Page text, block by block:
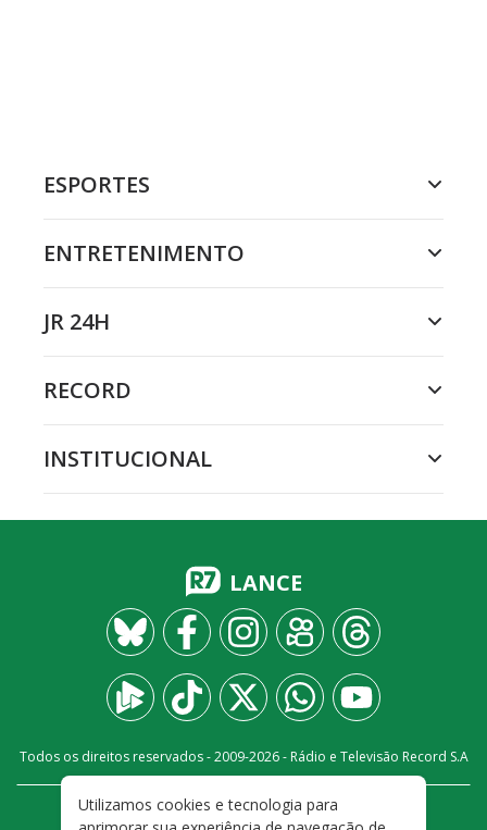
ESPORTES
ENTRETENIMENTO
JR 24H
RECORD
INSTITUCIONAL
LANCE
Todos os direitos reservados - 2009-2026- Rádio e Televisão Record S.A
FALE CONOSCO PRIVACIDADE
Utilizamos cookies e tecnologia para